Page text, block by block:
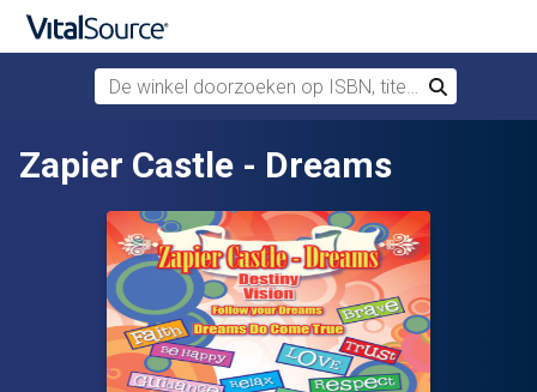
Verdergaan naar belangrijkste inhoud
De winkel doorzoeken op ISBN, titel of auteur
Zoek
Zapier Castle - Dreams